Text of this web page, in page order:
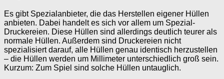
Es gibt Spezialanbieter, die das Herstellen eigener Hüllen
anbieten. Dabei handelt es sich vor allem um Spezial-
Druckereien. Diese Hüllen sind allerdings deutlich teurer als
normale Hüllen. Außerdem sind Druckereien nicht
spezialisiert darauf, alle Hüllen genau identisch herzustellen
– die Hüllen werden um Millimeter unterschiedlich groß sein.
Kurzum: Zum Spiel sind solche Hüllen untauglich.